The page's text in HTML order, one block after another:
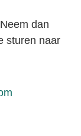
dan
sturen naar